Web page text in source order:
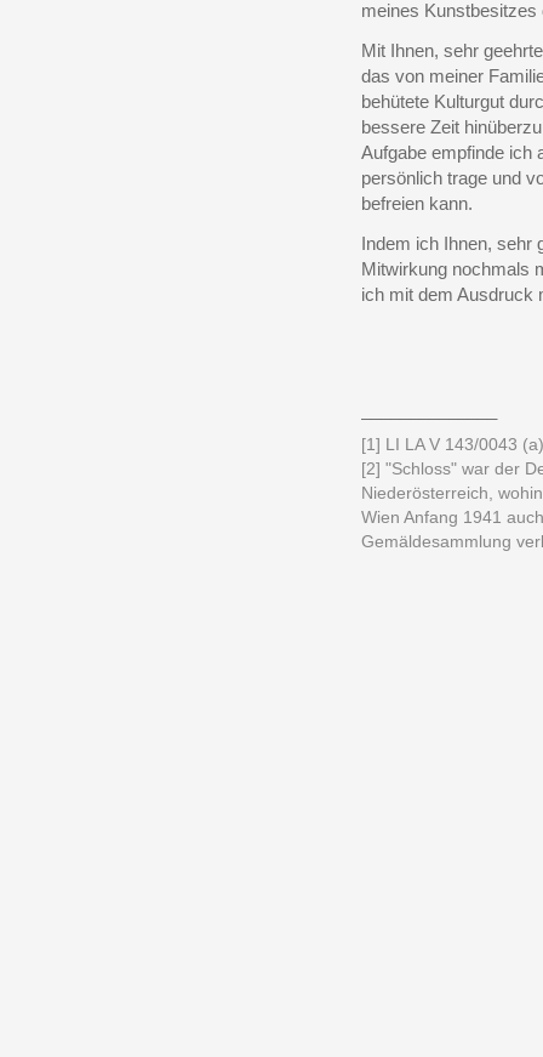
meines Kunstbesitzes
Mit Ihnen, sehr
das von meiner
behütete Kulturgut
bessere Zeit
Aufgabe empfinde ich
persönlich trage und
befreien kann.
Indem ich Ihnen, sehr
Mitwirkung nochmals
ich mit dem Ausdruck
[1] LI LA V 143/0043
[2] "Schloss" war der
Niederösterreich,
Wien Anfang 1941
Gemäldesammlung